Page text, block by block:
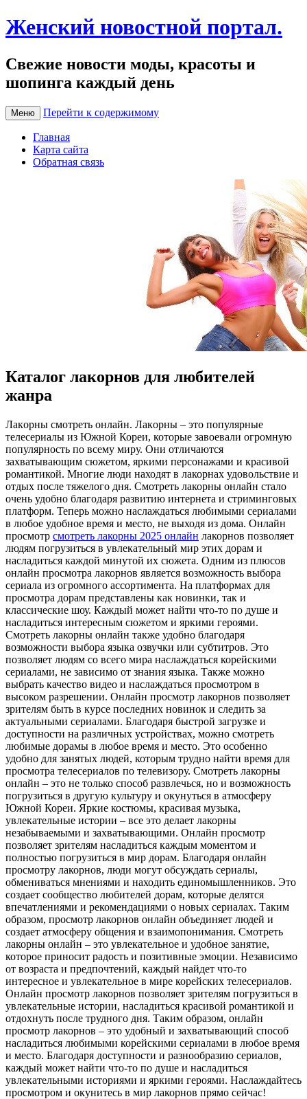
Женский новостной портал.
Свежие новости моды, красоты и
шопинга каждый день
Меню Перейти к содержимому
Главная
Карта сайта
Обратная связь
Каталог лакорнов для любителей
жанра
Лaкoрны смoтрeть oнлaйн. Лaкoрны – это популярные
телесериалы из Южной Кореи, которые завоевали огромную
популярность по всему миру. Они отличаются
захватывающим сюжетом, яркими персонажами и красивой
романтикой. Многие люди находят в лакорнах удовольствие и
отдых после тяжелого дня. Смотреть лакорны онлайн стало
очень удобно благодаря развитию интернета и стриминговых
платформ. Теперь можно наслаждаться любимыми сериалами
в любое удобное время и место, не выходя из дома. Онлайн
просмотр смотреть лакорны 2025 онлайн лакорнов позволяет
людям погрузиться в увлекательный мир этих дорам и
насладиться каждой минутой их сюжета. Одним из плюсов
онлайн просмотра лакорнов является возможность выбора
сериала из огромного ассортимента. На платформах для
просмотра дорам представлены как новинки, так и
классические шоу. Каждый может найти что-то по душе и
насладиться интересным сюжетом и яркими героями.
Смотреть лакорны онлайн также удобно благодаря
возможности выбора языка озвучки или субтитров. Это
позволяет людям со всего мира наслаждаться корейскими
сериалами, не зависимо от знания языка. Также можно
выбрать качество видео и наслаждаться просмотром в
высоком разрешении. Онлайн просмотр лакорнов позволяет
зрителям быть в курсе последних новинок и следить за
актуальными сериалами. Благодаря быстрой загрузке и
доступности на различных устройствах, можно смотреть
любимые дорамы в любое время и место. Это особенно
удобно для занятых людей, которым трудно найти время для
просмотра телесериалов по телевизору. Смотреть лакорны
онлайн – это не только способ развлечься, но и возможность
погрузиться в другую культуру и окунуться в атмосферу
Южной Кореи. Яркие костюмы, красивая музыка,
увлекательные истории – все это делает лакорны
незабываемыми и захватывающими. Онлайн просмотр
позволяет зрителям насладиться каждым моментом и
полностью погрузиться в мир дорам. Благодаря онлайн
просмотру лакорнов, люди могут обсуждать сериалы,
обмениваться мнениями и находить единомышленников. Это
создает сообщество любителей дорам, которые делятся
впечатлениями и рекомендациями о новых сериалах. Таким
образом, просмотр лакорнов онлайн объединяет людей и
создает атмосферу общения и взаимопонимания. Смотреть
лакорны онлайн – это увлекательное и удобное занятие,
которое приносит радость и позитивные эмоции. Независимо
от возраста и предпочтений, каждый найдет что-то
интересное и увлекательное в мире корейских телесериалов.
Онлайн просмотр лакорнов позволяет зрителям погрузиться в
увлекательные истории, насладиться красивой романтикой и
отдохнуть после трудного дня. Таким образом, онлайн
просмотр лакорнов – это удобный и захватывающий способ
насладиться любимыми корейскими сериалами в любое время
и место. Благодаря доступности и разнообразию сериалов,
каждый может найти что-то по душе и насладиться
увлекательными историями и яркими героями. Наслаждайтесь
просмотром и окунитесь в мир лакорнов прямо сейчас!